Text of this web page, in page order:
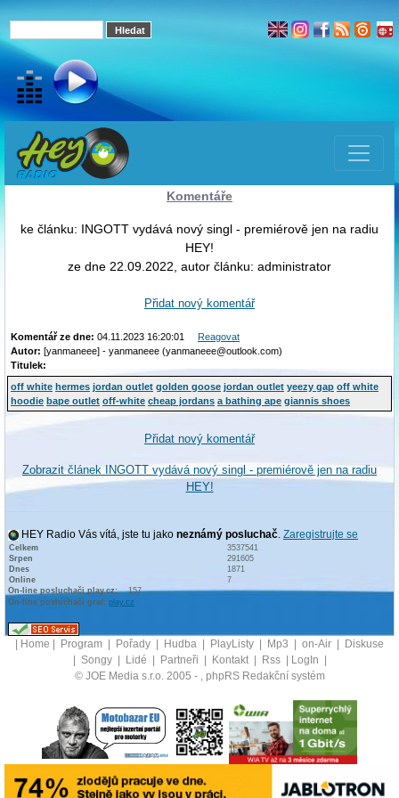
Komentáře
ke článku: INGOTT vydává nový singl - premiérově jen na radiu
HEY!
ze dne 22.09.2022, autor článku: administrator
Přidat nový komentář
Komentář ze dne: 04.11.2023 16:20:01 Reagovat
Autor: [yanmaneee] - yanmaneee (yanmaneee@outlook.com)
Titulek:
off white hermes jordan outlet golden goose jordan outlet yeezy gap off white
hoodie bape outlet off-white cheap jordans a bathing ape giannis shoes
Přidat nový komentář
Zobrazit článek INGOTT vydává nový singl - premiérově jen na radiu
HEY!
HEY Radio Vás vítá, jste tu jako neznámý posluchač. Zaregistrujte se
Celkem
3537541
Srpen
291605
Dnes
1871
Online
7
On-line posluchači play.cz:
157
On-line posluchači graf: play.cz
Home Program Pořady Hudba PlayListy Mp3 on-Air
Diskuse
Songy Lidé Partneři Kontakt Rss LogIn
© JOE Media s.r.o. 2005 - , phpRS Redakční systém